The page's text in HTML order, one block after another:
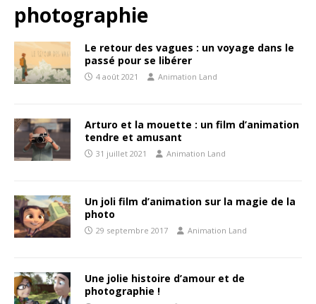
photographie
Le retour des vagues : un voyage dans le
passé pour se libérer
4 août 2021 Animation Land
Arturo et la mouette : un film d’animation
tendre et amusant
31 juillet 2021 Animation Land
Un joli film d’animation sur la magie de la
photo
29 septembre 2017 Animation Land
Une jolie histoire d’amour et de
photographie !